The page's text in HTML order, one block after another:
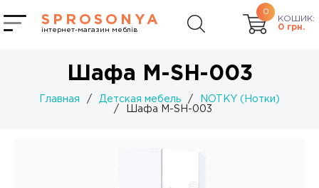
SPROSONYA
інтернет-магазин меблів
0
КОШИК:
0 грн.
Шафа M-SH-003
Главная / Детская мебель /
NOTKY (Нотки)
/
Шафа M-SH-003